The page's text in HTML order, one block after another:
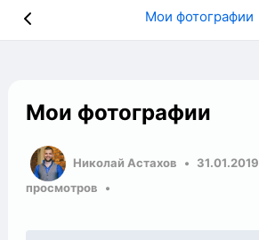
Мои фотографии
Мои фотографии
Николай Астахов 31.01.2019
просмотров